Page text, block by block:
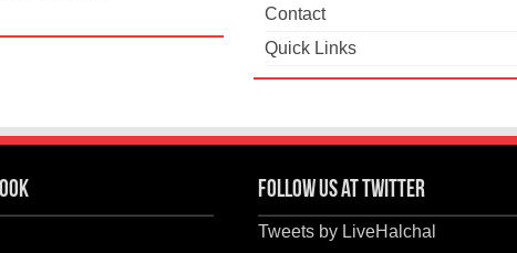
Contact
Quick Links
Follow us at Twitter
Tweets by LiveHalchal